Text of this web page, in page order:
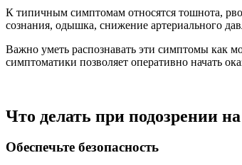
К типичным симптомам относятся тошнота,
сознания, одышка, снижение артериального
Важно уметь распознавать эти симптомы как
симптоматики позволяет оперативно начать
Что делать при подозрении
Обеспечьте безопасность